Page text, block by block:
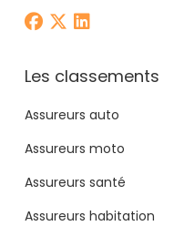
Les classements
Assureurs auto
Assureurs moto
Assureurs santé
Assureurs habitation